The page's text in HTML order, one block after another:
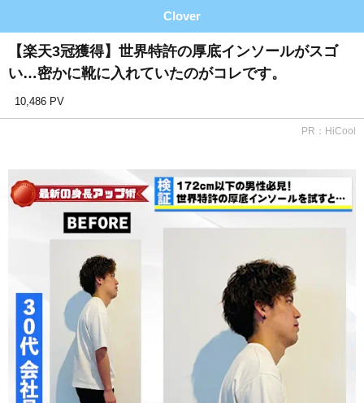
Clover
【楽天3冠獲得】世界特許の厚底インソールがスゴ
い…密かに靴に入れていたのがコレです。
10,486 PV
PR：HiCool